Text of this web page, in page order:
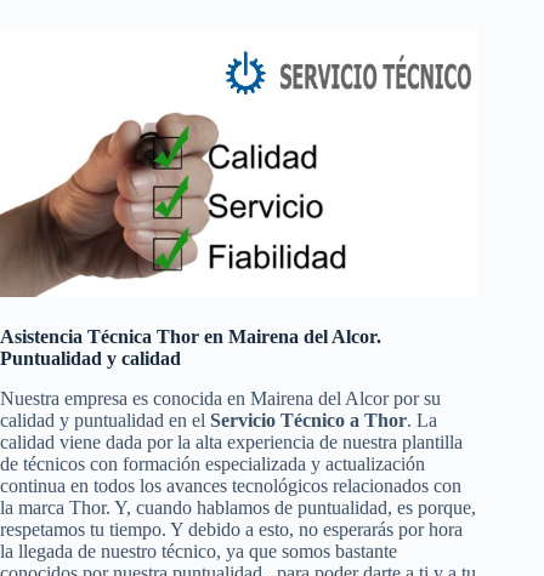
Asistencia Técnica Thor en Mairena del Alcor.
Puntualidad y calidad
Nuestra empresa es conocida en Mairena del Alcor por su
calidad y puntualidad en el Servicio Técnico a Thor. La
calidad viene dada por la alta experiencia de nuestra plantilla
de técnicos con formación especializada y actualización
continua en todos los avances tecnológicos relacionados con
la marca Thor. Y, cuando hablamos de puntualidad, es porque,
respetamos tu tiempo. Y debido a esto, no esperarás por hora
la llegada de nuestro técnico, ya que somos bastante